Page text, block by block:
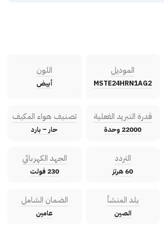
الموديل
MSTE24HRN1AG2
اللون
أبيض
قدرة التبريد الفعلية
22000 وحدة
تصنيف هواء المكيف
حار – بارد
التردد
60 هرتز
الجهد الكهربائي
230 فولت
بلد المنشأ
الصين
الضمان الشامل
عامين